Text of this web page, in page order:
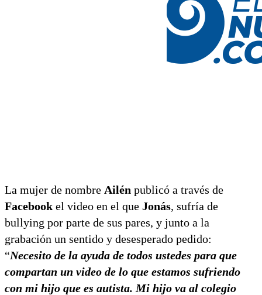
La mujer de nombre Ailén publicó a través de
Facebook el video en el que Jonás, sufría de
bullying por parte de sus pares, y junto a la
grabación un sentido y desesperado pedido:
“Necesito de la ayuda de todos ustedes para que
compartan un video de lo que estamos sufriendo
con mi hijo que es autista. Mi hijo va al colegio